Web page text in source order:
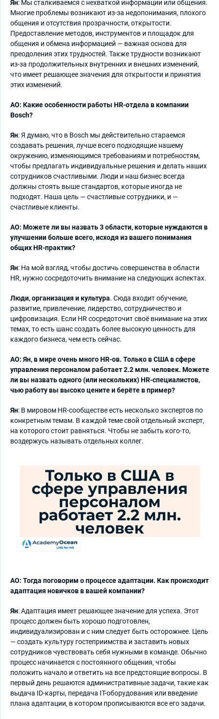
Ян: Мы сталкиваемся с нехваткой информации или общения.
Многие проблемы возникают из-за недопонимания, плохого
общения и отсутствия прозрачности, открытости.
Предоставление методов, инструментов и площадок для
общения и обмена информацией — важная основа для
преодоления этих трудностей. Также трудности возникают
из-за продолжительных внутренних и внешних изменений,
что имеет решающее значения для открытости и принятия
этих изменений.
АО: Какие особенности работы HR-отдела в компании
Bosch?
Ян: Я думаю, что в Bosch мы действительно стараемся
создавать решения, лучше всего подходящие нашему
окружению, изменяющимся требованиям и потребностям,
чтобы предлагать индивидуальные решения и делать наших
сотрудников счастливыми. Люди и наш бизнес всегда
должны стоять выше стандартов, которые иногда не
подходят. Наша цель — счастливые сотрудники, и —
счастливые клиенты.
АО: Можете ли вы назвать 3 области, которые нуждаются в
улучшении больше всего, исходя из вашего понимания
общих HR-практик?
Ян: На мой взгляд, чтобы достичь совершенства в области
HR, нужно сосредоточить внимание на следующих аспектах.
Люди, организация и культура. Сюда входит обучение,
развитие, привлечение, лидерство, сотрудничество и
цифровизация. Если HR сосредоточит своё внимание на этих
темах, то есть шанс создать более высокую ценность для
каждого бизнеса, чем есть сейчас.
АО: Ян, в мире очень много HR-ов. Только в США в сфере
управления персоналом работает 2.2 млн. человек. Можете
ли вы назвать одного (или нескольких) HR-специалистов,
чью работу вы высоко цените и берёте в пример?
Ян: В мировом HR-сообществе есть несколько экспертов по
конкретным темам. В каждой теме свой отдельный эксперт,
на которого стоит равняться. Чтобы не забыть кого-то,
воздержусь называть отдельных коллег.
АО: Тогда поговорим о процессе адаптации. Как происходит
адаптация новичков в вашей компании?
Ян: Адаптация имеет решающее значение для успеха. Этот
процесс должен быть хорошо подготовлен,
индивидуализирован и с ним следует быть осторожнее. Цель
— создать культуру гостеприимства и заставить новых
сотрудников чувствовать себя нужными в команде. Обычно
процесс начинается с постоянного общения, чтобы
положить начало и ответить на все предстоящие вопросы. В
первый день решаются административные задачи, такие как
выдача ID-карты, передача IT-оборудования или введение
плана адаптации, в котором прописываются все его задачи.